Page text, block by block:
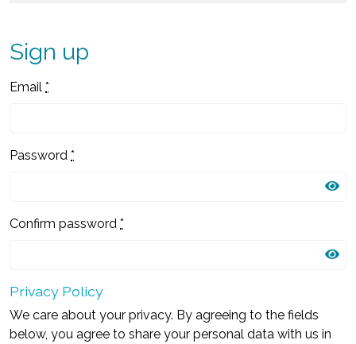
Sign up
Email *
Password *
Confirm password *
Privacy Policy
We care about your privacy. By agreeing to the fields
below, you agree to share your personal data with us in